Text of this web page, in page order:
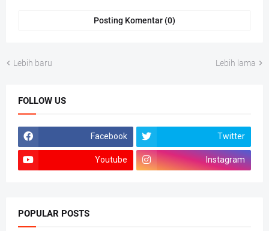
Posting Komentar (0)
Lebih baru Lebih lama
FOLLOW US
Facebook Twitter
Youtube Instagram
POPULAR POSTS